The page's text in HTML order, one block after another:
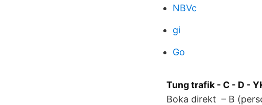
NBVc
gi
Go
Tung trafik - C - D -
Boka direkt – B